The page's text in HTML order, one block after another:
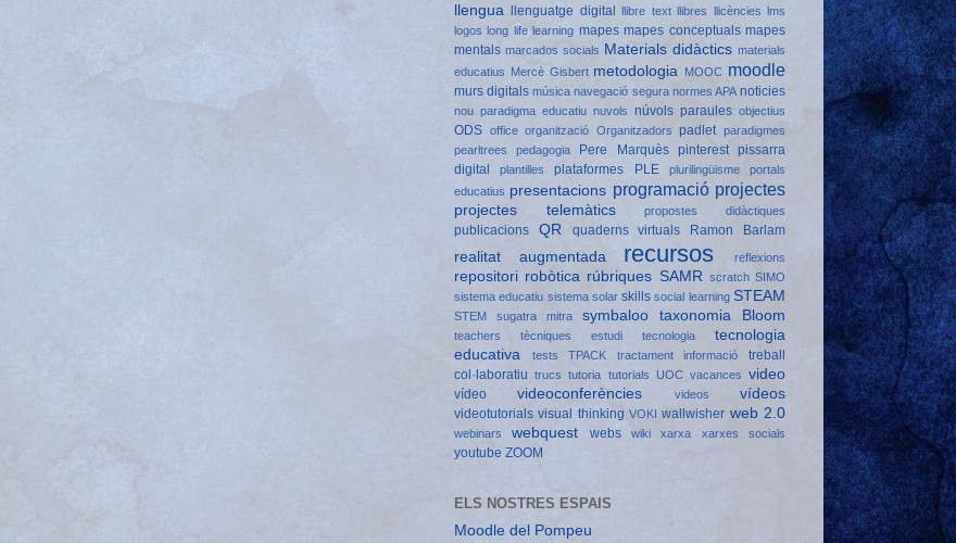
llengua llenguatge digital llibre text llibres llicències lms
logos long life learning mapes mapes conceptuals mapes
mentals marcados socials Materials didàctics materials
educatius Mercè Gisbert metodologia MOOC moodle
murs digitals música navegació segura normes APA noticies
nou paradigma educatiu nuvols núvols paraules objectius
ODS office organització Organitzadors padlet paradigmes
pearltrees
pedagogia Pere Marquès pinterest pissarra
digital
plantilles plataformes PLE plurilingüisme
portals
educatius presentacions programació projectes
projectes telemàtics propostes didàctiques
publicacions QR quaderns virtuals Ramon Barlam
realitat augmentada recursos reflexions
repositori robòtica rúbriques SAMR scratch SIMO
sistema educatiu sistema solar skills social learning STEAM
STEM sugatra mitra symbaloo taxonomia Bloom
teachers tècniques estudi tecnologia
tecnologia
educativa
tests TPACK tractament informació
treball
col·laboratiu trucs tutoria tutorials UOC vacances video
vídeo videoconferències videos vídeos
videotutorials visual thinking VOKI wallwisher web 2.0
webinars webquest webs wiki xarxa xarxes socials
youtube ZOOM
ELS NOSTRES ESPAIS
Moodle del Pompeu